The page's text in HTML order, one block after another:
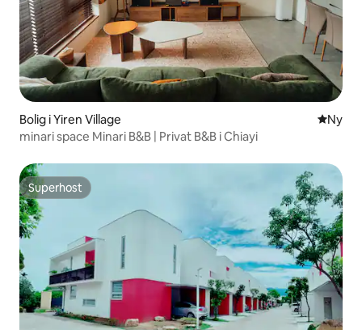
Bolig i Yiren Village Nyt
Ny
minari space Minari B&B | Privat B&B i Chiayi
Superhost
Superhost